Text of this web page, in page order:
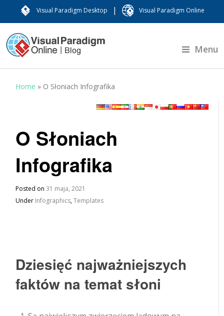
Visual Paradigm Desktop | Visual Paradigm Online
Menu
Home » O Słoniach Infografika
O Słoniach
Infografika
Posted on31 maja, 2021
Under Infographics,Templates
Dziesięć najważniejszych
faktów na temat słoni